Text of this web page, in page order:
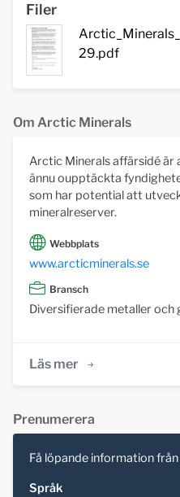
Filer
29.pdf
Om Arctic Minerals
Arctic Minerals affärsidé
ännu oupptäckta
som har potential att
mineralreserver.
Webbplats
www.arcticminerals.se
Bransch
Diversifierade metaller och
Läs mer
Prenumerera
Få löpande information
Språk